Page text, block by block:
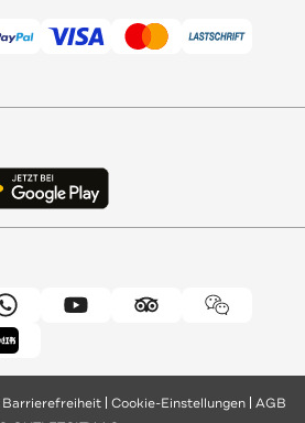
Barrierefreiheit Cookie-Einstellungen AGB